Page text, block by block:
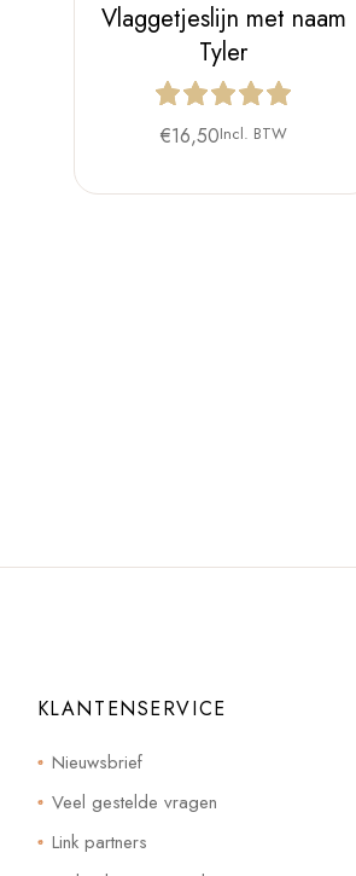
Vlaggetjeslijn met naam
Tyler
€16,50Incl. BTW
KLANTENSERVICE
Nieuwsbrief
Veel gestelde vragen
Link partners